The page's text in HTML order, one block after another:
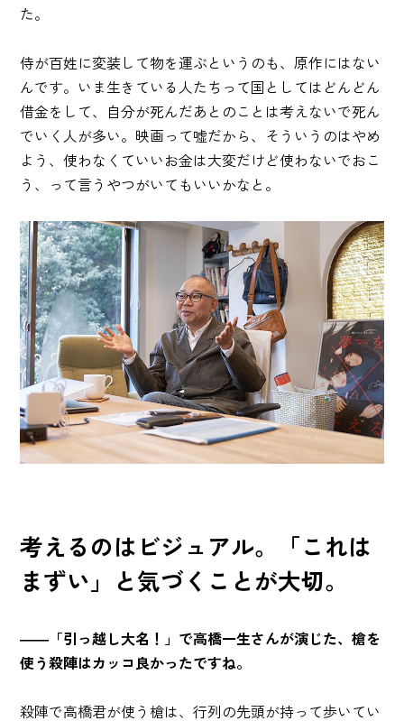
た。
侍が百姓に変装して物を運ぶというのも、原作にはない
んです。いま生きている人たちって国としてはどんどん
借金をして、自分が死んだあとのことは考えないで死ん
でいく人が多い。映画って嘘だから、そういうのはやめ
よう、使わなくていいお金は大変だけど使わないでおこ
う、って言うやつがいてもいいかなと。
考えるのはビジュアル。「これは
まずい」と気づくことが大切。
――「引っ越し大名！」で高橋一生さんが演じた、槍を
使う殺陣はカッコ良かったですね。
殺陣で高橋君が使う槍は、行列の先頭が持って歩いてい